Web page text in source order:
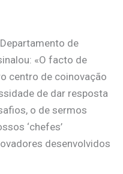
de
«O facto de
centro de coinovação
de dar resposta
o de sermos
‘chefes’
desenvolvidos